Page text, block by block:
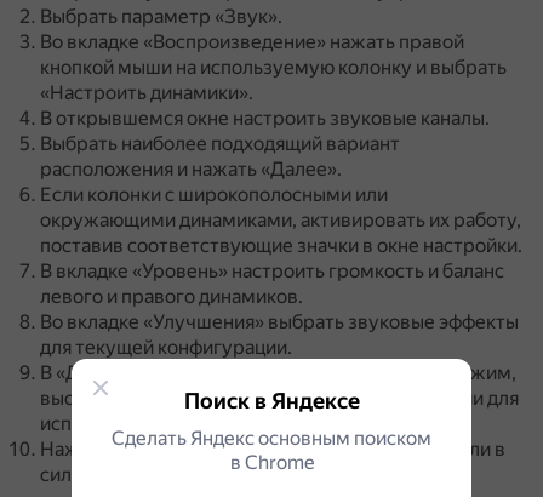
Выбрать параметр «Звук».
Во вкладке «Воспроизведение» нажать правой
кнопкой мыши на используемую колонку и выбрать
«Настроить динамики».
В открывшемся окне настроить звуковые каналы.
Выбрать наиболее подходящий вариант
расположения и нажать «Далее».
Если колонки с широкополосными или
окружающими динамиками, активировать их работу,
поставив соответствующие значки в окне настройки.
В вкладке «Уровень» настроить громкость и баланс
левого и правого динамиков.
Во вкладке «Улучшения» выбрать звуковые эффекты
для текущей конфигурации.
В «Дополнительно» настроить монопольный режим,
выставить разрядность и частоту дискретизации для
использования в общем режиме.
Нажать «Применить», чтобы изменения вступили в
силу.
Поиск в Яндексе
Сделать Яндекс основным поиском
в Сhrome